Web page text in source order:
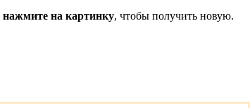
нажмите на картинку, чтобы получить новую.